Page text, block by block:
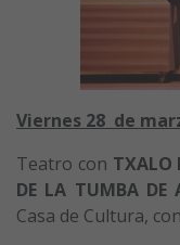
Viernes 28 de
Teatro con TXALO
DE LA TUMBA DE
Casa de Cultura,